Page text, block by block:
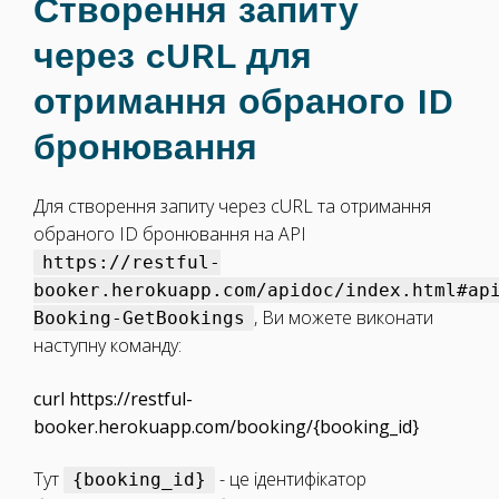
Створення запиту
через cURL для
отримання обраного ID
бронювання
Для створення запиту через cURL та отримання
обраного ID бронювання на API
https://restful-
booker.herokuapp.com/apidoc/
Booking-GetBookings , Ви можете виконати
наступну команду:
curl https://restful-
booker.herokuapp.com/booking/{booking_id}
Тут {booking_id}
- це ідентифікатор